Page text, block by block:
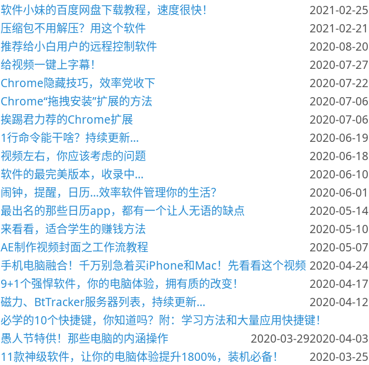
软件小妹的百度网盘下载教程，速度很快！
2021-02-25
压缩包不用解压？用这个软件
2021-02-21
推荐给小白用户的远程控制软件
2020-08-20
给视频一键上字幕！
2020-07-27
Chrome隐藏技巧，效率党收下
2020-07-22
Chrome“拖拽安装”扩展的方法
2020-07-06
挨踢君力荐的Chrome扩展
2020-07-06
1行命令能干啥？持续更新...
2020-06-19
视频左右，你应该考虑的问题
2020-06-18
软件的最完美版本，收录中...
2020-06-10
闹钟，提醒，日历...效率软件管理你的生活？
2020-06-01
最出名的那些日历app，都有一个让人无语的缺点
2020-05-14
来看看，适合学生的赚钱方法
2020-05-10
AE制作视频封面之工作流教程
2020-05-07
手机电脑融合！千万别急着买iPhone和Mac！先看看这个视频 2020-04-24
9+1个强悍软件，你的电脑体验，拥有质的改变！
2020-04-17
磁力、BtTracker服务器列表，持续更新...
2020-04-12
必学的10个快捷键，你知道吗？附：学习方法和大量应用快捷键！
2020-04-03
愚人节特供！那些电脑的内涵操作
2020-03-29
11款神级软件，让你的电脑体验提升1800%，装机必备！
2020-03-25